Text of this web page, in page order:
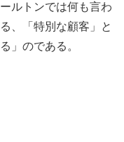
ルトンでは何も言わ
、「特別な顧客」と
」のである。